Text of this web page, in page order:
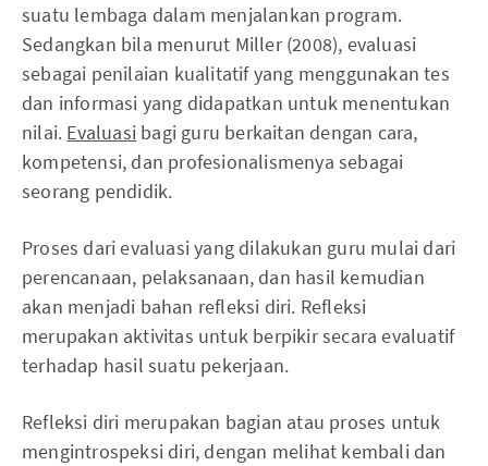
suatu lembaga dalam menjalankan program.
Sedangkan bila menurut Miller (2008), evaluasi
sebagai penilaian kualitatif yang menggunakan tes
dan informasi yang didapatkan untuk menentukan
nilai. Evaluasi bagi guru berkaitan dengan cara,
kompetensi, dan profesionalismenya sebagai
seorang pendidik.
Proses dari evaluasi yang dilakukan guru mulai dari
perencanaan, pelaksanaan, dan hasil kemudian
akan menjadi bahan refleksi diri. Refleksi
merupakan aktivitas untuk berpikir secara evaluatif
terhadap hasil suatu pekerjaan.
Refleksi diri merupakan bagian atau proses untuk
mengintrospeksi diri, dengan melihat kembali dan